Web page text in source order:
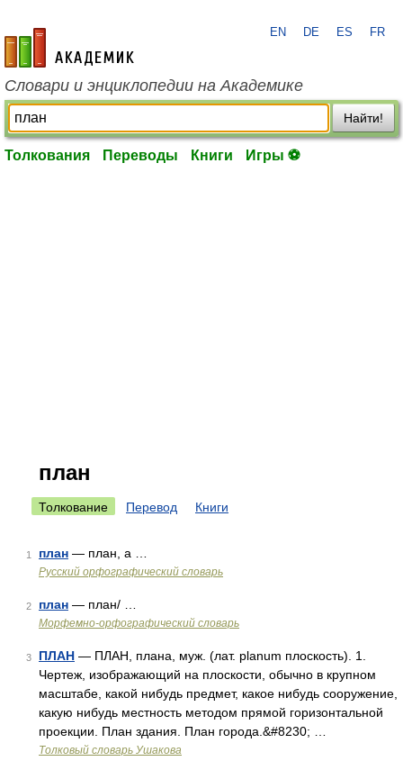
academic.ru
EN DE ES FR
Словари и энциклопедии на Академике
Найти!
Толкования Переводы Книги Игры ⚽
план
Толкование Перевод Книги
1 план — план, а …
Русский орфографический словарь
2 план — план/ …
Морфемно-орфографический словарь
3 ПЛАН — ПЛАН, плана, муж. (лат. planum плоскость). 1.
Чертеж, изображающий на плоскости, обычно в крупном
масштабе, какой нибудь предмет, какое нибудь сооружение,
какую нибудь местность методом прямой горизонтальной
проекции. План здания. План города.&#8230; …
Толковый словарь Ушакова